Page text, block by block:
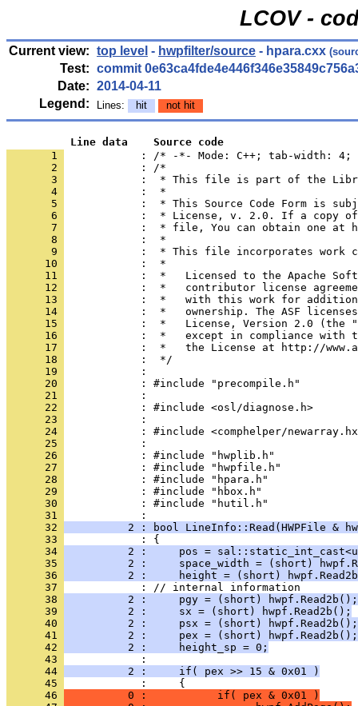
LCOV -
Current view: top level - hwpfilter/source - hpara.cxx
Test: commit
Date: 2014-04-11
Legend:
Lines: hit not hit
          Line data    Source code
       1
: /* -*- Mode: C++; tab-width:
       2
       3
       4
       5
       6
       7
       8
       9
      10
      11
      12
      13
      14
      15
      16
      17
      18
      19
      20
      21
      22
      23
      24
      25
      26
      27
      28
      29
      30
            : #include "hutil.h"
      31
      32
2 : bool LineInfo::Read(HWPFile &
      33
      34
2 :     pos =
      35
2 :     space_width = (short)
      36
2 :     height = (short)
      37
      38
          2 :     pgy = (short) hwpf.Read2b();
      39
          2 :     sx = (short) hwpf.Read2b();
      40
          2 :     psx = (short) hwpf.Read2b();
      41
          2 :     pex = (short) hwpf.Read2b();
      42
          2 :     height_sp = 0;
      43
      44
          2 :     if( pex >> 15 & 0x01 )
      45
      46
          0 :           if( pex & 0x01 )